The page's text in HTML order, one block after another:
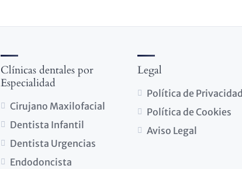
Clínicas dentales por
Especialidad
Cirujano Maxilofacial
Dentista Infantil
Dentista Urgencias
Endodoncista
Legal
Política de Privacidad
Política de Cookies
Aviso Legal